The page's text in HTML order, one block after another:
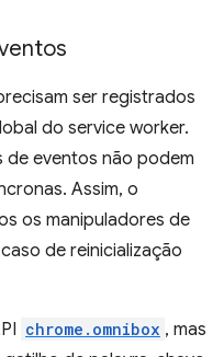
ser registrados
do service worker.
de eventos não podem
Assim, o
os manipuladores de
de reinicialização
chrome.omnibox , mas